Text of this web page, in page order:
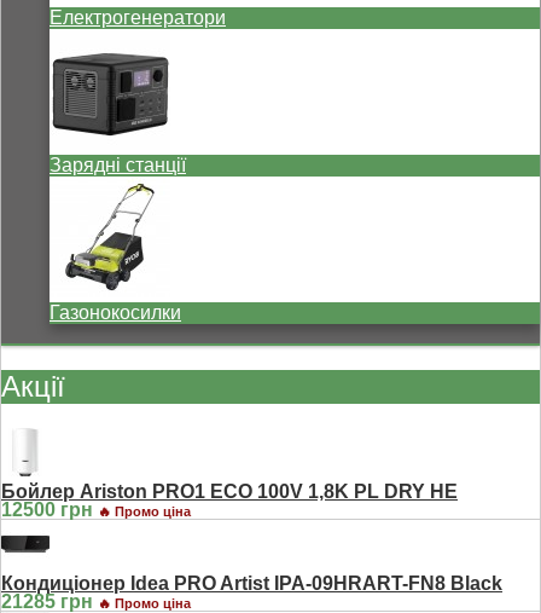
Електрогенератори
Зарядні станції
Газонокосилки
Акції
Бойлер Ariston PRO1 ECO 100V 1,8K PL DRY HE
12500 грн 🔥 Промо ціна
Кондиціонер Idea PRO Artist IPA-09HRART-FN8 Black
21285 грн 🔥 Промо ціна